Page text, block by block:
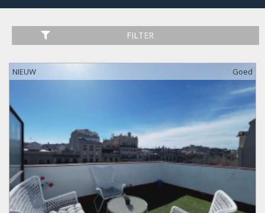
Gràcia en de Sagrada Familia, maar als u de energie hebt
om de hele buurt te verkennen zal u een goede les krijgen
buiten de toeristische gebieden om.
boetieks, in Eixample Esquerra (Linkse Uitbreiding) naar het
westen en Eixample Dreta (Rechtse Uitbreiding) naar het
oosten. Openbaar vervoer: Metro lijnen 3, 4, 5 en de FCG
treinen lopen door Eixample; ongeveer de helft van de
stadsbussen passeert deze buurt en er is een goeie
connectie met alle nachtbussen die afkomstig zijn van Pl.
de Catalunya.
GEBIEDEN
FILTER
NIEUW Goed